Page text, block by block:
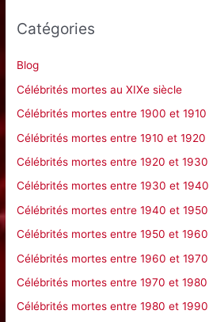
r
:
Catégories
Blog
Célébrités mortes au XIXe siècle
Célébrités mortes entre 1900 et 1910
Célébrités mortes entre 1910 et 1920
Célébrités mortes entre 1920 et 1930
Célébrités mortes entre 1930 et 1940
Célébrités mortes entre 1940 et 1950
Célébrités mortes entre 1950 et 1960
Célébrités mortes entre 1960 et 1970
Célébrités mortes entre 1970 et 1980
Célébrités mortes entre 1980 et 1990